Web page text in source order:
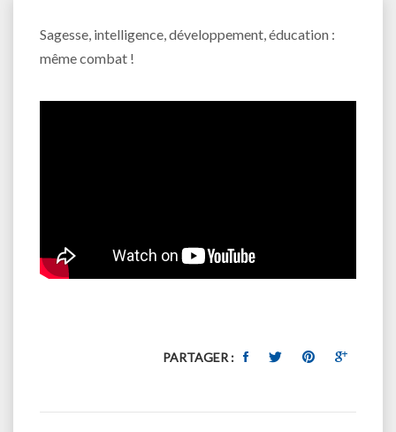
Sagesse, intelligence, développement, éducation :
même combat !
PARTAGER :